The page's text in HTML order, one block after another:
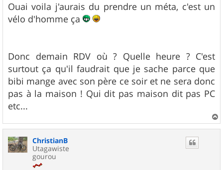
Ouai voila j'aurais du prendre un méta, c'est un
vélo d'homme ça
Donc demain RDV où ? Quelle heure ? C'est
surtout ça qu'il faudrait que je sache parce que
bibi mange avec son père ce soir et ne sera donc
pas à la maison ! Qui dit pas maison dit pas PC
etc...
a
ChristianB
Utagawiste
gourou